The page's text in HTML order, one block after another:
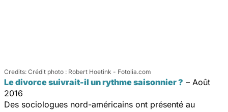
Crédit photo : Robert Hoetink - Fotolia.com
Le divorce suivrait-il un rythme saisonnier ? – Août
2016
Des sociologues nord-américains ont présenté au